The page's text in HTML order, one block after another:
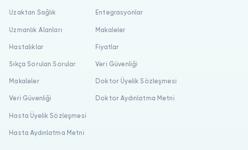
Uzaktan Sağlık
Uzmanlık Alanları
Hastalıklar
Sıkça Sorulan Sorular
Makaleler
Veri Güvenliği
Hasta Üyelik Sözleşmesi
Hasta Aydınlatma Metni
Entegrasyonlar
Makaleler
Fiyatlar
Veri Güvenliği
Doktor Üyelik Sözleşmesi
Doktor Aydınlatma Metni